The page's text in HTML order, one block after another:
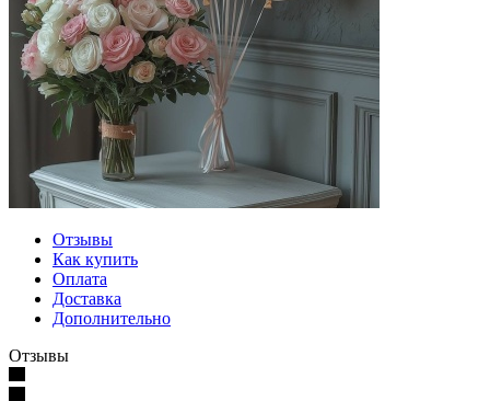
Отзывы
Как купить
Оплата
Доставка
Дополнительно
Отзывы